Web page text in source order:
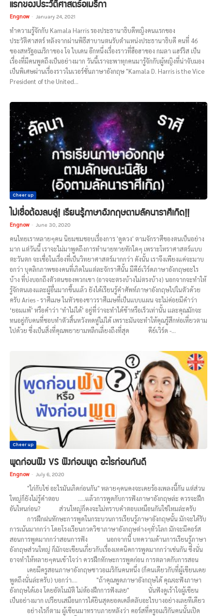
แรกของประวัติศาสตร์อเมริกา
Engnow - January 24, 2021
ทำความรู้จักกับ Kamala Harris รองประธานาธิบดีหญิงคนแรกของ
ประวัติศาสตร์ หลังจากผ่านพิธีสาบานตนรับตำแหน่งประธานาธิบดี คนที่ 46
ของสหรัฐอเมริกาของ โจ ไบเดน อีกหนึ่งเรื่องราวที่ฮือฮาของ กมลา แฮร์ริส เป็น
เรื่องที่มีคนพูดถึงเป็นอย่างมาก วันนี้เราจะพาทุกคนมารู้จักกับผู้หญิงที่น่าจับมอง
เป็นพิเศษผ่านเรื่องราวในเวอร์ชั่นภาษาอังกฤษ "Kamala D. Harris is the Vice
President of the United...
Cheer up
ไม่เชื่อต้องลบลู่! เรียนรู้ภาษาอังกฤษตามลัคนาราศีเกิด!!
Engnow - June 30, 2020
คนไทยเราหลายๆคน นิยมชมชอบเรื่องการ 'ดูดวง' ตามจักราศีของตนเป็นอย่าง
มาก แต่วันนี้ เราจะไม่มาพูดถึงการทำนายทายทักใดๆ เพราะโหราศาสตร์แบบ
ตะวันตก จะเชื่อในเรื่องที่เป็นวิทยาศาสตร์มากกว่า ดังนั้น เราจึงเพียงแค่จะมาบ
อกว่า บุคลิกภาพของคนที่เกิดในแต่ละจักราศีนั้น มีคีย์เวิร์ดภาษาอังกฤษอะไร
บ้าง ที่บ่งบอกถึงตัวตนของพวกเขา (อาจจะตรงบ้างไม่ตรงบ้าง) นอกจากจะทำให้
รู้จักตนเองและผู้อื่นมากขึ้นแล้ว ยังได้เรียนรู้คำศัพท์ภาษาอังกฤษไปในตัวด้วย
ครับ Aries - ราศีเมษ ในหัวของชาวราศีเมษที่เป็นแบบแผน จะไม่ค่อยมีคำว่า
‘ยอมแพ้’ หรือคำว่า ‘ทำไม่ได้’ อยู่ที่ว่าจะทำได้ช้าหรือเร็วเท่านั้น และคุณมักจะ
ทนอยู่กับคนที่ชอบทำตัวสิ้นหวังหดหู่ไม่ได้ เพราะมันจะทำให้คุณรู้สึกห่อเหี่ยวตาม
ไปด้วย ซึ่งเป็นสิ่งที่คุณพยายามหลีกเลี่ยงถึงที่สุด คีย์เวิร์ด -...
Cheer up
พูดก่อนฟัง VS ฟังก่อนพูด อะไรก่อนกันดี
Engnow - July 6, 2020
"ไก่กับไข่ อะไรมันเกิดก่อนกัน" หลายๆคนคงจะเคยร้องเพลงนี้กัน แต่ส่วน
ใหญ่ก็ยังไม่รู้คำตอบ …..แล้วการพูดกับการฟังภาษาอังกฤษล่ะ ควรจะฝึก
อันไหนก่อน? ส่วนใหญ่ก็คงจะไม่ทราบคำตอบเหมือนกันใช่ไหมล่ะครับ
การฝึกฝนทักษะการพูดในกระบวนการเรียนรู้ภาษาอังกฤษนั้น มักจะได้รับ
การเน้นมากกว่า โดยโรงเรียนกวดวิชาภาษาอังกฤษต่างๆทั่วโลก มักจะมีคอร์ส
สอนการพูดมากกว่าสอนการฟัง นอกจากนี้ บทความด้านการเรียนรู้ภาษา
อังกฤษส่วนใหญ่ ก็มักจะเขียนเกี่ยวกับเรื่องเทคนิคการพูดมากกว่าเช่นกัน ซึ่งนั่น
อาจทำให้หลายๆคนเข้าใจว่า ควรฝึกทักษะการพูดก่อน การตลาดกับการสอน
เคยมีครูสอนภาษาอังกฤษชาวอเมริกันคนหนึ่ง (ก็คนเดียวกับที่ผู้เขียนเคย
พูดถึงนั่นล่ะครับ) บอกว่า…. "ถ้าคุณพูดภาษาอังกฤษได้ คุณจะฟังภาษา
อังกฤษได้เอง โดยอัตโนมัติ ไม่ต้องฝึกการฟังเลย" นั่นฟังดูเร้าใจผู้เขียน
เป็นอย่างมาก เปรียบเสมือนการได้ยินสุดยอดเคล็ดลับอะไรบางอย่างเลยทีเดียว
อย่างไรก็ตาม ผู้เขียนมาทราบภายหลังว่า คอร์สที่ครูอเมริกันคนนั้นเปิด